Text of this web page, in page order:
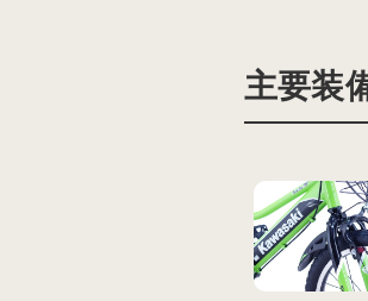
主要装